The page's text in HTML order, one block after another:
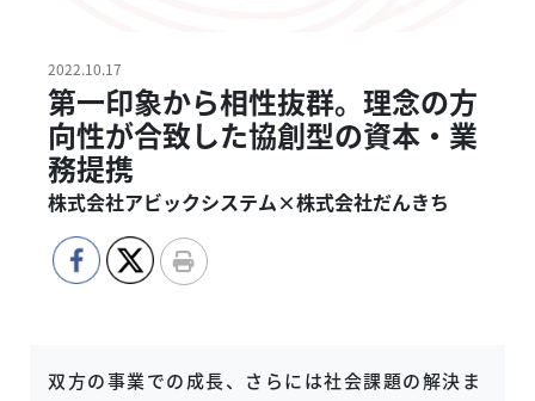
2022.10.17
第一印象から相性抜群。理念の方
向性が合致した協創型の資本・業
務提携
株式会社アビックシステム×株式会社だんきち
双方の事業での成長、さらには社会課題の解決ま